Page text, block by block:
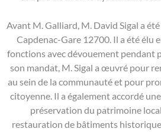
Avant M. Galliard, M. David Sigal a
Capdenac-Gare 12700. Il a été élu
fonctions avec dévouement pendant
son mandat, M. Sigal a œuvré pour
au sein de la communauté et pour
citoyenne. Il a également accordé
préservation du patrimoine
restauration de bâtiments